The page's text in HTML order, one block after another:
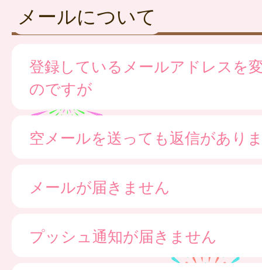
メールについて
登録しているメールアドレスを
のですが
空メールを送っても返信があり
メールが届きません
プッシュ通知が届きません